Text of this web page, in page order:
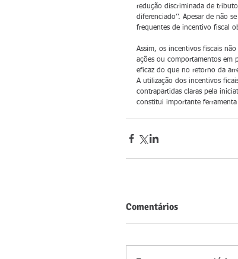
redução discriminada de
diferenciado’’. Apesar de não
frequentes de incentivo fiscal
Assim, os incentivos fiscais
ações ou comportamentos em
eficaz do que no retorno da
A utilização dos incentivos
contrapartidas claras pela
constitui importante
Comentários